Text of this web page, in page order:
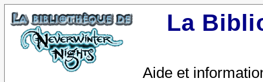
La
Aide et